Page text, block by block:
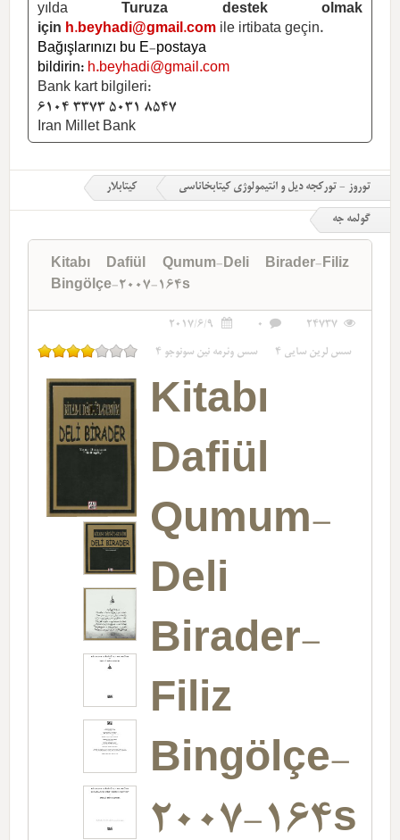
yılda
Turuza destek olmak
için h.beyhadi@gmail.com ile irtibata geçin.
Bağışlarınızı bu E-postaya
bildirin: h.beyhadi@gmail.com
Bank kart bilgileri:
6104 3373 5031 8547
Iran Millet Bank
توروز - تورکجه دیل و ائتیمولوژی کیتابخاناسی کیتابلار
گولمه جه
Kitabı Dafiül Qumum-Deli Birader-Filiz
Bingölçe-2007-164s
24737
0
2017/6/9
سس لرین سایی 4 سس وئرمه نین سونوجو 4
Kitabı
Dafiül
Qumum-
Deli
Birader-
Filiz
Bingölçe-
2007-164s